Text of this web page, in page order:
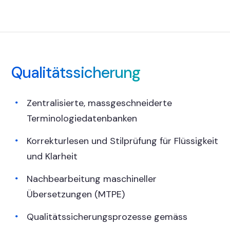
Qualitätssicherung
Zentralisierte, massgeschneiderte
Terminologiedatenbanken
Korrekturlesen und Stilprüfung für Flüssigkeit
und Klarheit
Nachbearbeitung maschineller
Übersetzungen (MTPE)
Qualitätssicherungsprozesse gemäss